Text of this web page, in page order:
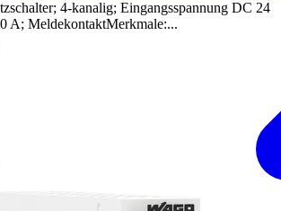
4-kanalig; Eingangsspannung DC 24
A; MeldekontaktMerkmale:...